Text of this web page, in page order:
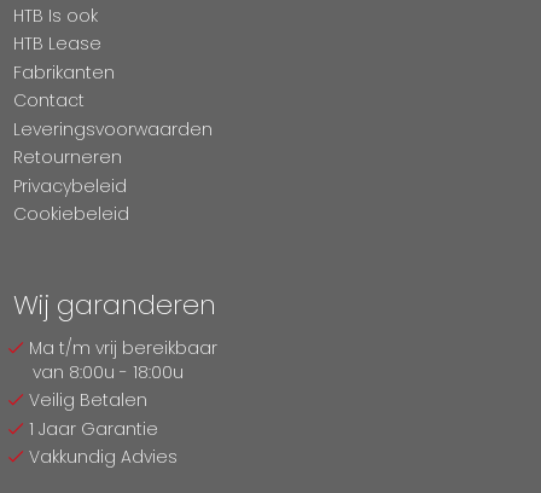
HTB Is ook
HTB Lease
Fabrikanten
Contact
Leveringsvoorwaarden
Retourneren
Privacybeleid
Cookiebeleid
Wij garanderen
Ma t/m vrij bereikbaar
van 8:00u - 18:00u
Veilig Betalen
1 Jaar Garantie
Vakkundig Advies